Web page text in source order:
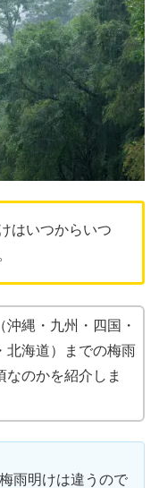
はいつからいつ
沖縄・九州・四国・
北海道）までの梅雨
なのかを紹介しま
雨明けは違うので